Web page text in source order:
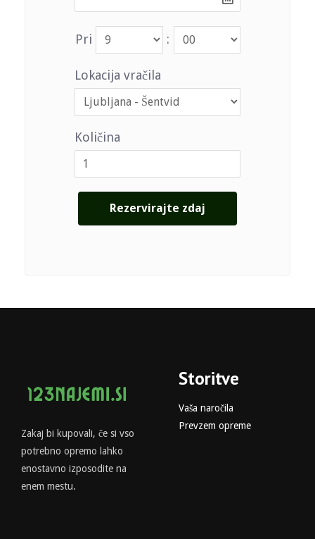
Pri :
Lokacija vračila
Količina
Zakaj bi kupovali, če si vso
potrebno opremo lahko
enostavno izposodite na
enem mestu.
Storitve
Vaša naročila
Prevzem opreme